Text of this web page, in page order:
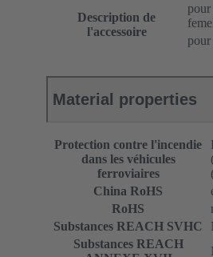
Description de
l'accessoire
pour
Material properties
Protection contre l'incendie
dans les véhicules
ferroviaires
China RoHS
RoHS
Substances REACH SVHC
Substances REACH